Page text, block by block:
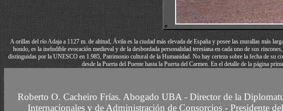
A orillas del río Adaja a 1127 m. de altitud, Ávila es la ciudad más elevada de España y posee las murallas más
hondo, es la ineludible evocación medieval y de la desbordada personalidad teresiana en cada uno de sus
distinguidas por la UNESCO en 1.985, Patrimonio cultural de la Humanidad. No hay certeza sobre la fecha de su
desde la Puerta del Puente hasta la Puerta del Carmen. En el detalle de la página
Roberto O. Cacheiro Frías. Abogado UBA - Director de la
Internacionales y de Administración de Consorcios - Presidente